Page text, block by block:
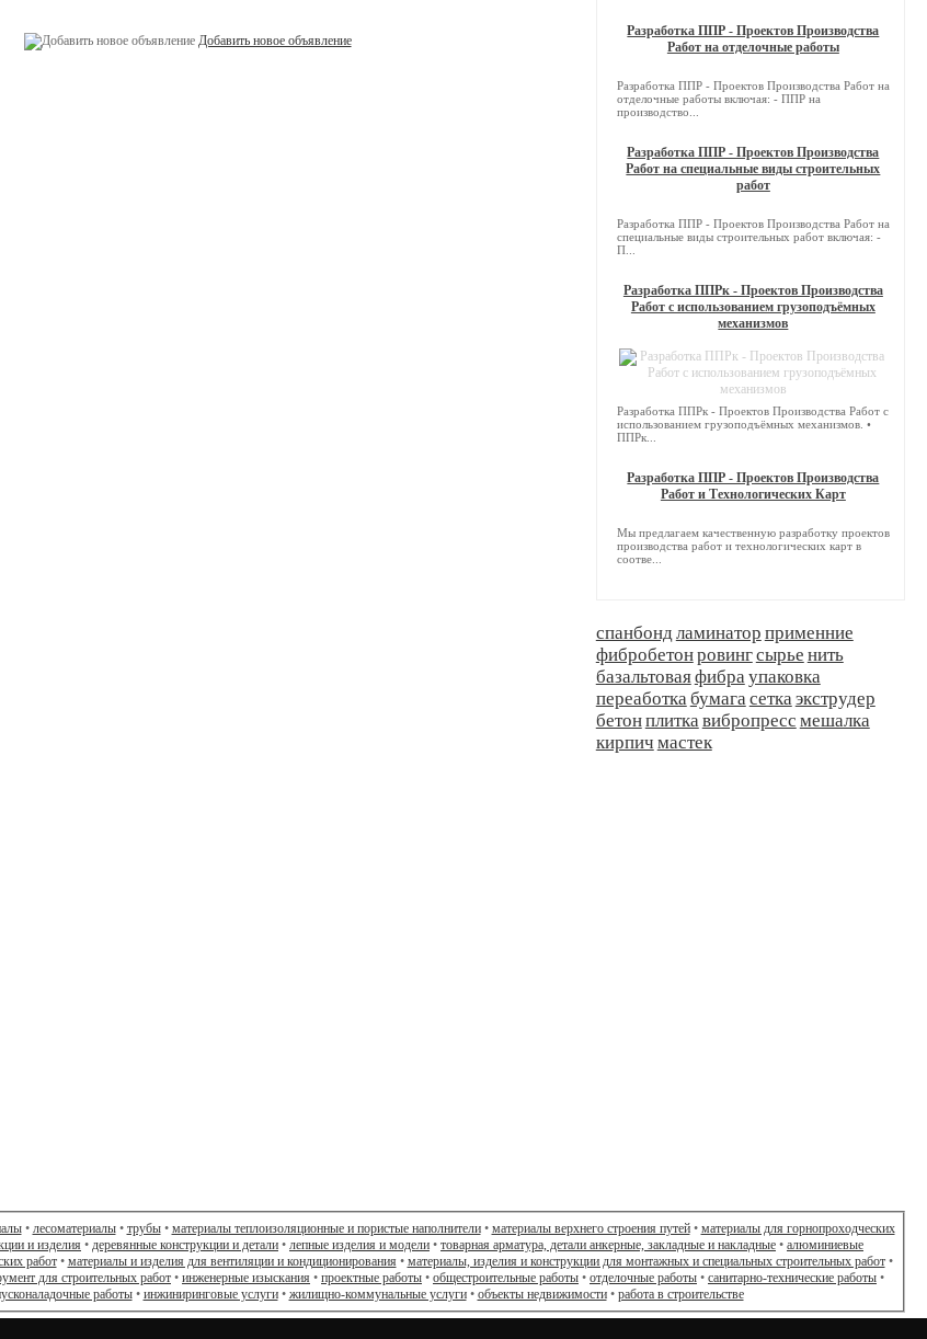
Добавить новое объявление
Разработка ППР - Проектов Производства
Работ на отделочные работы
Разработка ППР - Проектов Производства Работ на
отделочные работы включая: - ППР на
производство...
Разработка ППР - Проектов Производства
Работ на специальные виды строительных
работ
Разработка ППР - Проектов Производства Работ на
специальные виды строительных работ включая: -
П...
Разработка ППРк - Проектов Производства
Работ с использованием грузоподъёмных
механизмов
Разработка ППРк - Проектов Производства Работ с
использованием грузоподъёмных механизмов. •
ППРк...
Разработка ППР - Проектов Производства
Работ и Технологических Карт
Мы предлагаем качественную разработку проектов
производства работ и технологических карт в
соотве...
спанбондламинатор применние
фибробетонровингсырье нить
базальтоваяфибраупаковка
переаботкабумагасеткаэкструдер
бетонплиткавибропресс мешалка
кирпич мастек
• лесоматериалы• трубы• материалы теплоизоляционные и пористые наполнители• материалы верхнего строения путей• материалы для горнопроходческих
и изделия • деревянные конструкции и детали • лепные изделия и модели • товарная арматура, детали анкерные, закладные и накладные • алюминиевые
работ• материалы и изделия для вентиляции и кондиционирования • материалы, изделия и конструкции для монтажных и специальных строительных работ•
для строительных работ • инженерные изыскания • проектные работы • общестроительные работы • отделочные работы • санитарно-технические работы •
работы• инжиниринговые услуги• жилищно-коммунальные услуги• объекты недвижимости• работа в строительстве